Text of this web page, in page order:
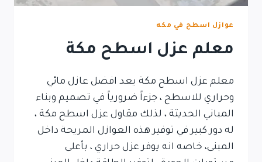
عوازل اسطح في مكه
معلم عزل اسطح مكة
معلم عزل اسطح مكة يعد افضل عازل مائي
وحراري للاسطح ، جزءاً ضرورياً في تصميم وبناء
المباني الحديثة ، لذلك مقاول عزل اسطح مكة ،
له دور كبير في توفير هذه العوازل المريحة داخل
المبنى، خاصه انه يوفر عزل حراري ، بأعلى